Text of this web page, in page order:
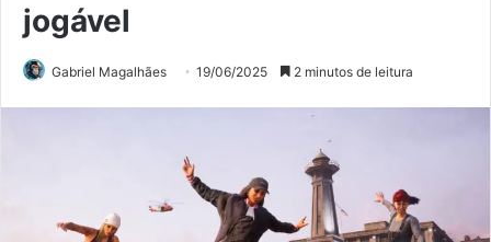
jogável
Gabriel Magalhães 19/06/2025 2 minutos de leitura